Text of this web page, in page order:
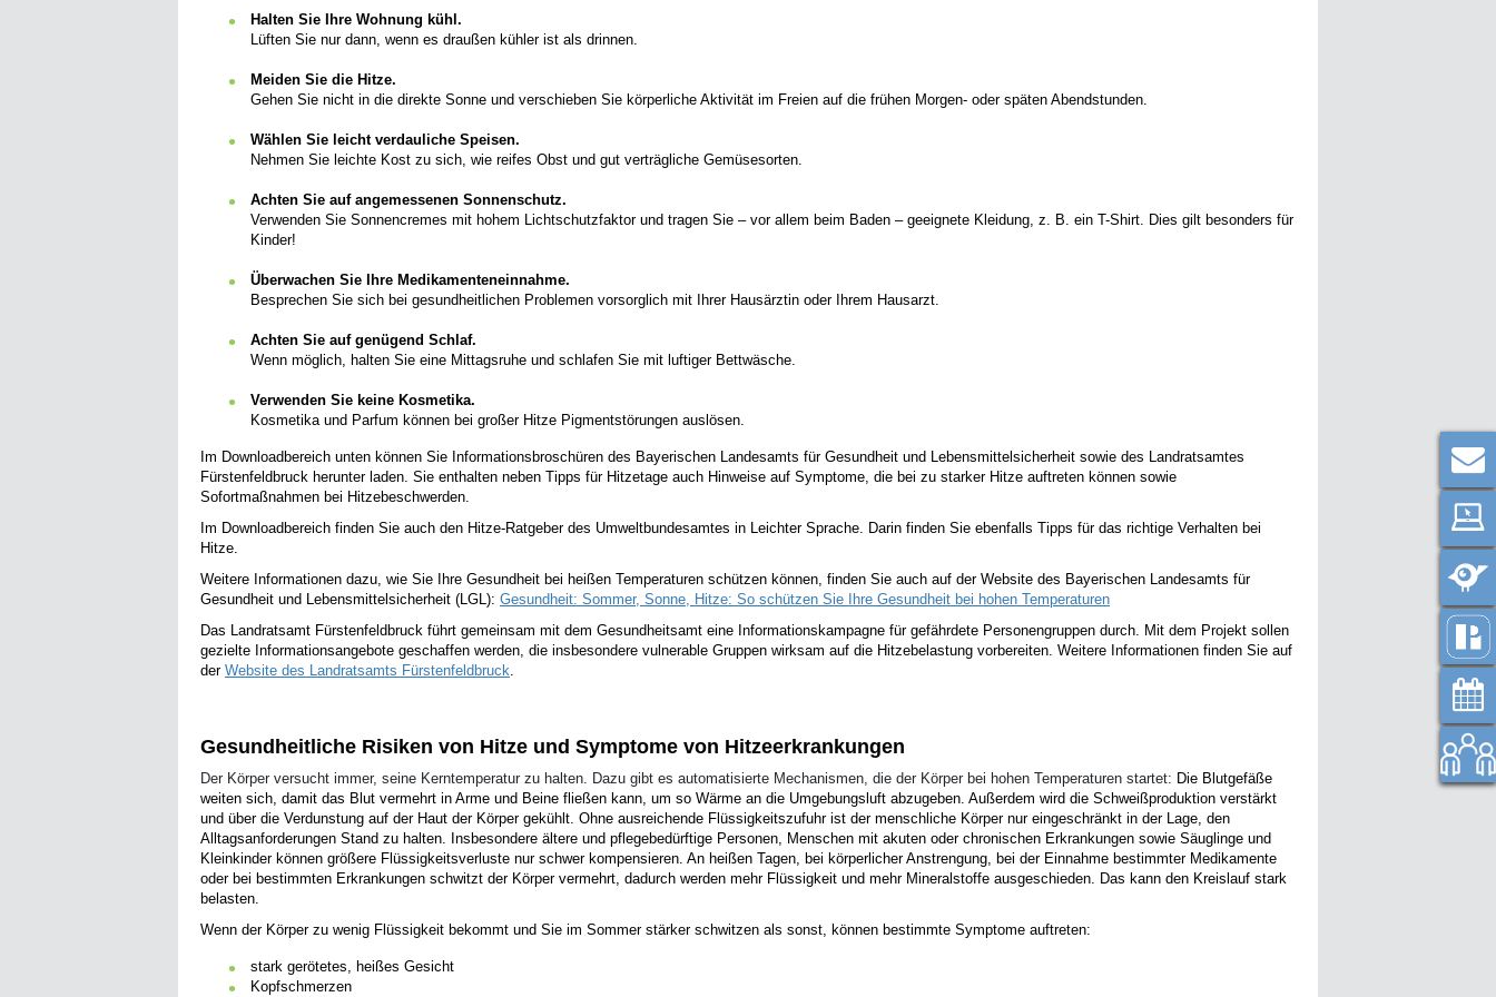
Halten Sie Ihre Wohnung kühl.
Lüften Sie nur dann, wenn es draußen kühler ist als drinnen.
Meiden Sie die Hitze.
Gehen Sie nicht in die direkte Sonne und verschieben Sie körperliche Aktivität im Freien auf die frühen Morgen- oder späten Abendstunden.
Wählen Sie leicht verdauliche Speisen.
Nehmen Sie leichte Kost zu sich, wie reifes Obst und gut verträgliche Gemüsesorten.
Achten Sie auf angemessenen Sonnenschutz.
Verwenden Sie Sonnencremes mit hohem Lichtschutzfaktor und tragen Sie – vor allem beim Baden – geeignete Kleidung, z. B. ein T-Shirt. Dies gilt besonders für
Kinder!
Überwachen Sie Ihre Medikamenteneinnahme.
Besprechen Sie sich bei gesundheitlichen Problemen vorsorglich mit Ihrer Hausärztin oder Ihrem Hausarzt.
Achten Sie auf genügend Schlaf.
Wenn möglich, halten Sie eine Mittagsruhe und schlafen Sie mit luftiger Bettwäsche.
Verwenden Sie keine Kosmetika.
Kosmetika und Parfum können bei großer Hitze Pigmentstörungen auslösen.
Im Downloadbereich unten können Sie Informationsbroschüren des Bayerischen Landesamts für Gesundheit und Lebensmittelsicherheit sowie des Landratsamtes
Fürstenfeldbruck herunter laden. Sie enthalten neben Tipps für Hitzetage auch Hinweise auf Symptome, die bei zu starker Hitze auftreten können sowie
Sofortmaßnahmen bei Hitzebeschwerden.
Im Downloadbereich finden Sie auch den Hitze-Ratgeber des Umweltbundesamtes in Leichter Sprache. Darin finden Sie ebenfalls Tipps für das richtige Verhalten bei
Hitze.
Weitere Informationen dazu, wie Sie Ihre Gesundheit bei heißen Temperaturen schützen können, finden Sie auch auf der Website des Bayerischen Landesamts für
Gesundheit und Lebensmittelsicherheit (LGL): Gesundheit: Sommer, Sonne, Hitze: So schützen Sie Ihre Gesundheit bei hohen Temperaturen
Das Landratsamt Fürstenfeldbruck führt gemeinsam mit dem Gesundheitsamt eine Informationskampagne für gefährdete Personengruppen durch. Mit dem Projekt sollen
gezielte Informationsangebote geschaffen werden, die insbesondere vulnerable Gruppen wirksam auf die Hitzebelastung vorbereiten. Weitere Informationen finden Sie auf
der Website des Landratsamts Fürstenfeldbruck.
Gesundheitliche Risiken von Hitze und Symptome von Hitzeerkrankungen
Der Körper versucht immer, seine Kerntemperatur zu halten. Dazu gibt es automatisierte Mechanismen, die der Körper bei hohen Temperaturen startet: Die Blutgefäße
weiten sich, damit das Blut vermehrt in Arme und Beine fließen kann, um so Wärme an die Umgebungsluft abzugeben. Außerdem wird die Schweißproduktion verstärkt
und über die Verdunstung auf der Haut der Körper gekühlt. Ohne ausreichende Flüssigkeitszufuhr ist der menschliche Körper nur eingeschränkt in der Lage, den
Alltagsanforderungen Stand zu halten. Insbesondere ältere und pflegebedürftige Personen, Menschen mit akuten oder chronischen Erkrankungen sowie Säuglinge und
Kleinkinder können größere Flüssigkeitsverluste nur schwer kompensieren. An heißen Tagen, bei körperlicher Anstrengung, bei der Einnahme bestimmter Medikamente
oder bei bestimmten Erkrankungen schwitzt der Körper vermehrt, dadurch werden mehr Flüssigkeit und mehr Mineralstoffe ausgeschieden. Das kann den Kreislauf stark
belasten.
Wenn der Körper zu wenig Flüssigkeit bekommt und Sie im Sommer stärker schwitzen als sonst, können bestimmte Symptome auftreten:
stark gerötetes, heißes Gesicht
Kopfschmerzen